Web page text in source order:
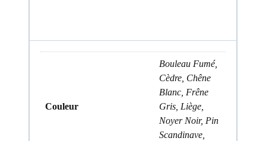
Couleur
Bouleau Fumé,
Cèdre, Chêne
Blanc, Frêne
Gris, Liège,
Noyer Noir, Pin
Scandinave,